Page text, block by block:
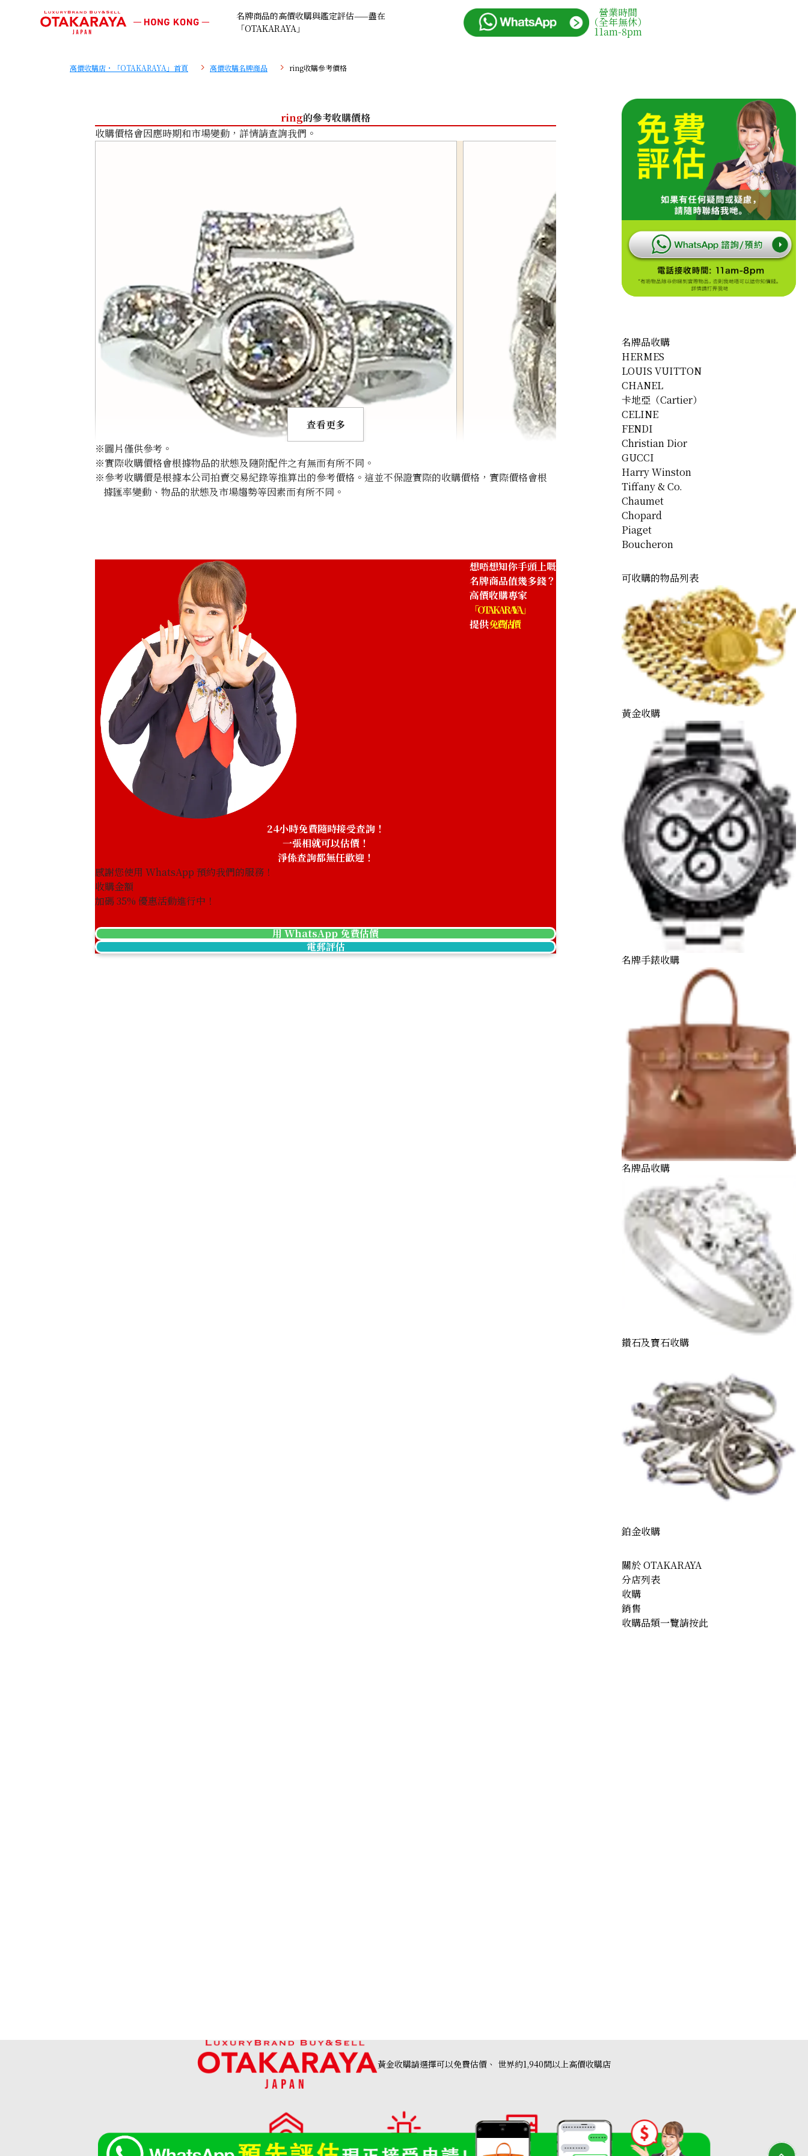
名牌商品的高價收購與鑑定評估——盡在
「OTAKARAYA」
營業時間
（全年無休）
11am-8pm
高價收購店・「OTAKARAYA」首頁 高價收購名牌商品 ring收購參考價格
ring的參考收購價格
收購價格會因應時期和市場變動，詳情請查詢我們。
參考回收價
HKD 83,491.82
參考回收價
HKD 59,146.26
查看更多
※圖片僅供參考。
※實際收購價格會根據物品的狀態及隨附配件之有無而有所不同。
※參考收購價是根據本公司拍賣交易紀錄等推算出的參考價格。這並不保證實際的收購價格，實際價格會根
據匯率變動、物品的狀態及市場趨勢等因素而有所不同。
想唔想知你手頭上嘅
名牌商品值幾多錢？
高價收購專家
「OTAKARAYA」
提供免費估價
24小時免費隨時接受查詢！
一張相就可以估價！
淨係查詢都無任歡迎！
感謝您使用 WhatsApp 預約我們的服務！
收購金額
加碼35% 優惠活動進行中！
用 WhatsApp 免費估價
電郵評估
名牌品收購
HERMES
LOUIS VUITTON
CHANEL
卡地亞（Cartier）
CELINE
FENDI
Christian Dior
GUCCI
Harry Winston
Tiffany & Co.
Chaumet
Chopard
Piaget
Boucheron
可收購的物品列表
黃金收購
名牌手錶收購
名牌品收購
鑽石及寶石收購
鉑金收購
關於 OTAKARAYA
分店列表
收購
銷售
收購品類一覽請按此
黃金收購請選擇可以免費估價、 世界約1,940間以上高價收購店